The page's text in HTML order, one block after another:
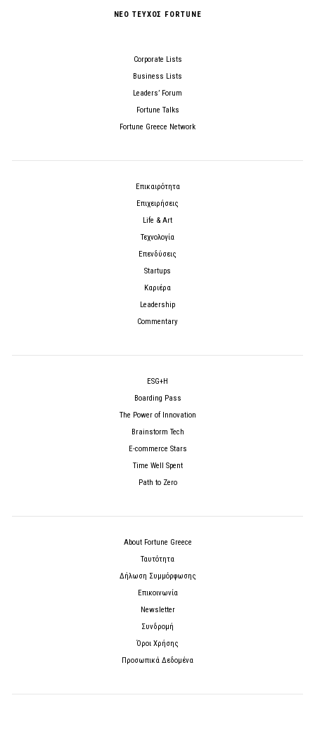
ΝΕΟ ΤΕΥΧΟΣ FORTUNE
Corporate Lists
Business Lists
Leaders’ Forum
Fortune Talks
Fortune Greece Network
Επικαιρότητα
Επιχειρήσεις
Life & Art
Τεχνολογία
Επενδύσεις
Startups
Καριέρα
Leadership
Commentary
ESG+H
Boarding Pass
The Power of Innovation
Brainstorm Tech
E-commerce Stars
Time Well Spent
Path to Zero
About Fortune Greece
Ταυτότητα
Δήλωση Συμμόρφωσης
Επικοινωνία
Newsletter
Συνδρομή
Όροι Χρήσης
Προσωπικά Δεδομένα